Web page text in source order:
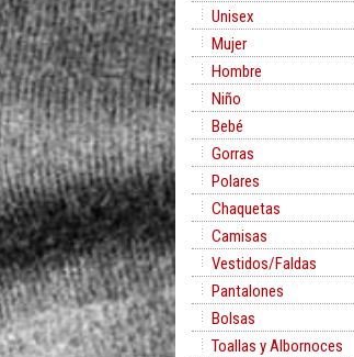
Unisex
Mujer
Hombre
Niño
Bebé
Gorras
Polares
Chaquetas
Camisas
Vestidos/Faldas
Pantalones
Bolsas
Toallas y Albornoces